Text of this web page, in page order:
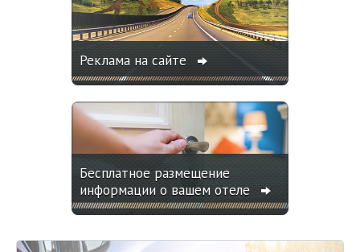
Реклама на сайте
Бесплатное размещение
информации о вашем отеле